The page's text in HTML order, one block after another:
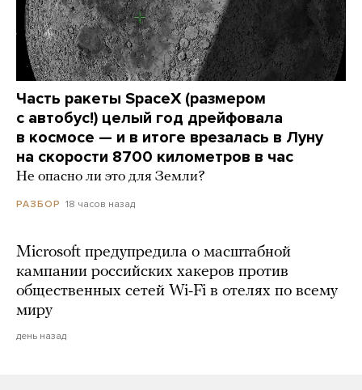
Часть ракеты SpaceX (размером
с автобус!) целый год дрейфовала
в космосе — и в итоге врезалась в Луну
на скорости 8700 километров в час
Не опасно ли это для Земли?
РАЗБОР 18 часов назад
Microsoft предупредила о масштабной
кампании российских хакеров против
общественных сетей Wi-Fi в отелях по всему
миру
день назад